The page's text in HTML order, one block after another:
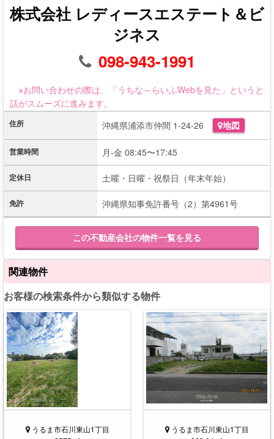
株式会社 レディースエステート＆ビ
ジネス
098-943-1991
※お問い合わせの際は、「うちな～らいふWebを見た」というと
話がスムーズに進みます。
住所 沖縄県浦添市仲間 1-24-26 地図
営業時間 月-金 08:45〜17:45
定休日 土曜・日曜・祝祭日（年末年始）
免許 沖縄県知事免許番号（2）第4961号
この不動産会社の物件一覧を見る
関連物件
お客様の検索条件から類似する物件
うるま市石川東山1丁目
うるま市石川東山1丁目